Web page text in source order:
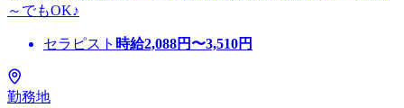
～でもOK♪
セラピスト 時給2,088円〜3,510円
勤務地